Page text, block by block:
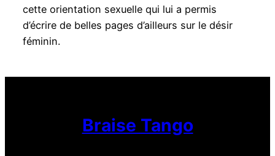
cette orientation sexuelle qui lui a permis
d’écrire de belles pages d’ailleurs sur le désir
féminin.
Braise Tango